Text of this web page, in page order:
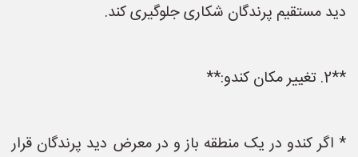
دید مستقیم پرندگان شکاری جلوگیری کند.
**2. تغییر مکان کندو:**
* اگر کندو در یک منطقه باز و در معرض دید پرندگان قرار